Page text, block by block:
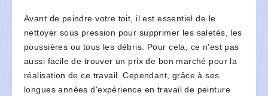
Avant de peindre votre toit, il est essentiel de le
nettoyer sous pression pour supprimer les saletés, les
poussières ou tous les débris. Pour cela, ce n'est pas
aussi facile de trouver un prix de bon marché pour la
réalisation de ce travail. Cependant, grâce à ses
longues années d'expérience en travail de peinture